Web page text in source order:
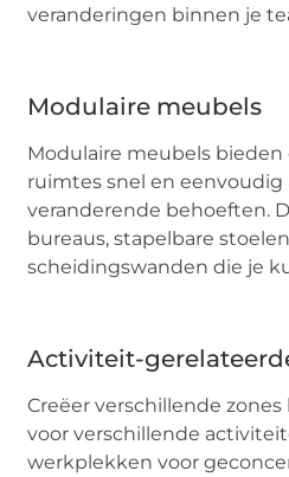
veranderingen binnen je
Modulaire meubels
Modulaire meubels
ruimtes snel en eenvoudig
veranderende behoeften.
bureaus, stapelbare
scheidingswanden die je
Activiteit-
Creëer verschillende
voor verschillende
werkplekken voor